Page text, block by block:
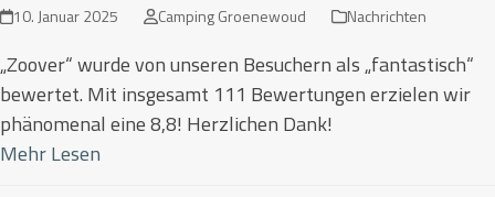
10. Januar 2025 Camping Groenewoud Nachrichten
„Zoover“ wurde von unseren Besuchern als „fantastisch“
bewertet. Mit insgesamt 111 Bewertungen erzielen wir
phänomenal eine 8,8! Herzlichen Dank!
Mehr Lesen